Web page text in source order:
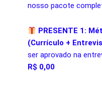
nosso pacote
PRESENTE 1:
(Currículo +
ser aprovado na
R$ 0,00